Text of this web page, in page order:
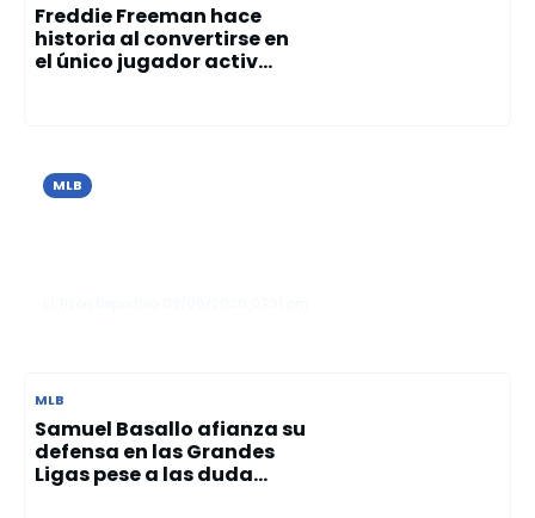
Freddie Freeman hace
historia al convertirse en
el único jugador activ...
MLB
MLB
Samuel Basallo afianza su
defensa en las Grandes
Ligas pese a las duda...